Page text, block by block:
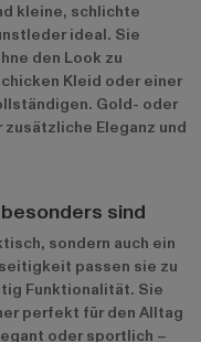
kleine, schlichte
ideal. Sie
den Look zu
Kleid oder einer
Gold- oder
Eleganz und
sind
sondern auch ein
passen sie zu
Funktionalität. Sie
perfekt für den Alltag
oder sportlich –